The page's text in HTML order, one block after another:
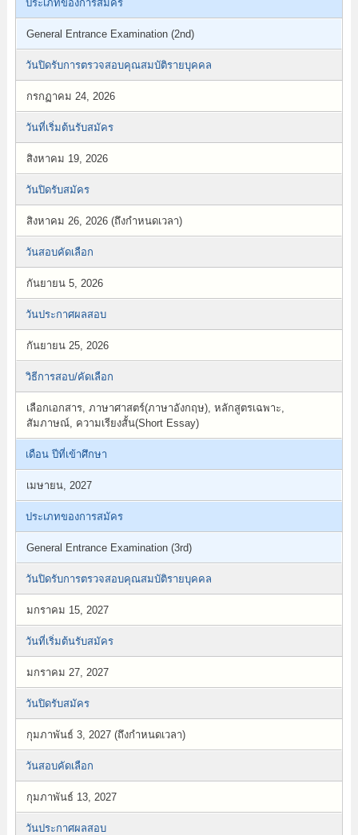
ประเภทของการสมัคร
General Entrance Examination (2nd)
วันปิดรับการตรวจสอบคุณสมบัติรายบุคคล
กรกฏาคม 24, 2026
วันที่เริ่มต้นรับสมัคร
สิงหาคม 19, 2026
วันปิดรับสมัคร
สิงหาคม 26, 2026 (ถึงกำหนดเวลา)
วันสอบคัดเลือก
กันยายน 5, 2026
วันประกาศผลสอบ
กันยายน 25, 2026
วิธีการสอบ/คัดเลือก
เลือกเอกสาร, ภาษาศาสตร์(ภาษาอังกฤษ), หลักสูตรเฉพาะ,
สัมภาษณ์, ความเรียงสั้น(Short Essay)
เดือน ปีที่เข้าศึกษา
เมษายน, 2027
ประเภทของการสมัคร
General Entrance Examination (3rd)
วันปิดรับการตรวจสอบคุณสมบัติรายบุคคล
มกราคม 15, 2027
วันที่เริ่มต้นรับสมัคร
มกราคม 27, 2027
วันปิดรับสมัคร
กุมภาพันธ์ 3, 2027 (ถึงกำหนดเวลา)
วันสอบคัดเลือก
กุมภาพันธ์ 13, 2027
วันประกาศผลสอบ